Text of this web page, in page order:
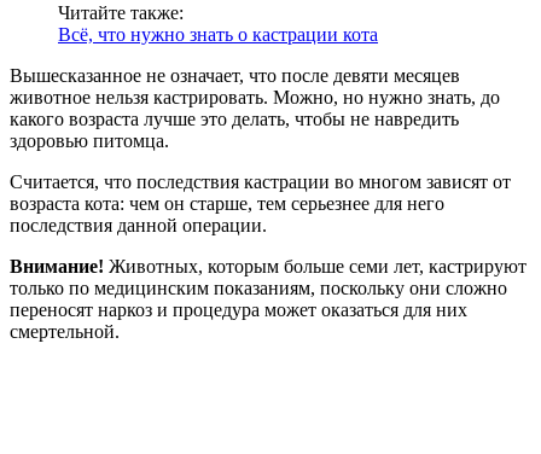
Читайте также:
Всё, что нужно знать о кастрации кота
Вышесказанное не означает, что после девяти месяцев
животное нельзя кастрировать. Можно, но нужно знать, до
какого возраста лучше это делать, чтобы не навредить
здоровью питомца.
Считается, что последствия кастрации во многом зависят от
возраста кота: чем он старше, тем серьезнее для него
последствия данной операции.
Внимание! Животных, которым больше семи лет, кастрируют
только по медицинским показаниям, поскольку они сложно
переносят наркоз и процедура может оказаться для них
смертельной.